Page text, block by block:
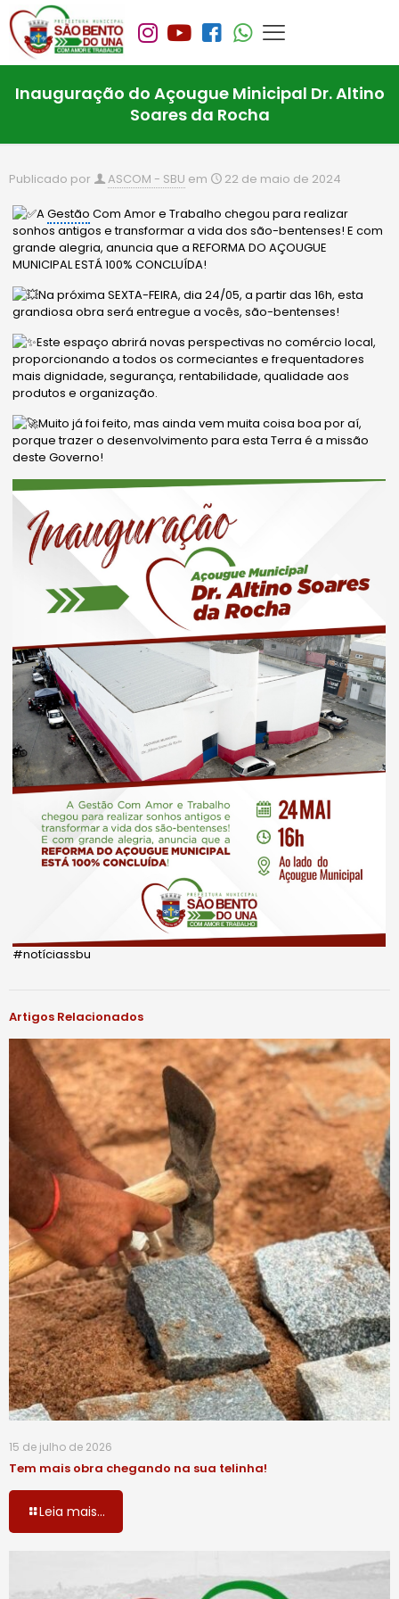
Inauguração do Açougue Minicipal Dr. Altino
Soares da Rocha
Publicado por ASCOM - SBU em 22 de maio de 2024
AGestão Com Amor e Trabalho chegou para realizar
sonhos antigos e transformar a vida dos são-bentenses! E com
grande alegria, anuncia que a REFORMA DO AÇOUGUE
MUNICIPAL ESTÁ 100% CONCLUÍDA!
Na próxima SEXTA-FEIRA, dia 24/05, a partir das 16h, esta
grandiosa obra será entregue a vocês, são-bentenses!
Este espaço abrirá novas perspectivas no comércio local,
proporcionando a todos os cormeciantes e frequentadores
mais dignidade, segurança, rentabilidade, qualidade aos
produtos e organização.
Muito já foi feito, mas ainda vem muita coisa boa por aí,
porque trazer o desenvolvimento para esta Terra é a missão
deste Governo!
#notíciassbu
Artigos Relacionados
15 de julho de 2026
Tem mais obra chegando na sua telinha!
Leia mais...